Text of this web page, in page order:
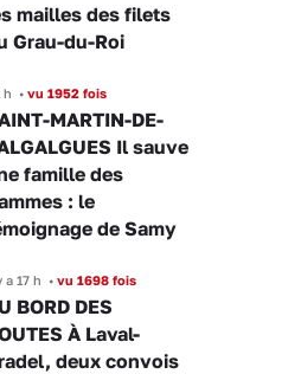
mailles des filets
Grau-du-Roi
h • vu 1952 fois
MARTIN-DE-
Il sauve
famille des
: le
de Samy
a 17 h • vu 1698 fois
BORD DES
À Laval-
deux convois